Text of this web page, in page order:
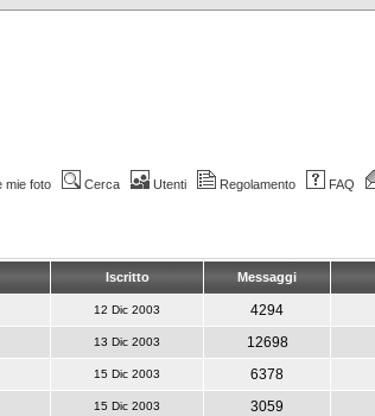
mie foto Cerca Utenti Regolamento FAQ
Iscritto Messaggi
12 Dic 2003
4294
13 Dic 2003
12698
15 Dic 2003
6378
15 Dic 2003
3059